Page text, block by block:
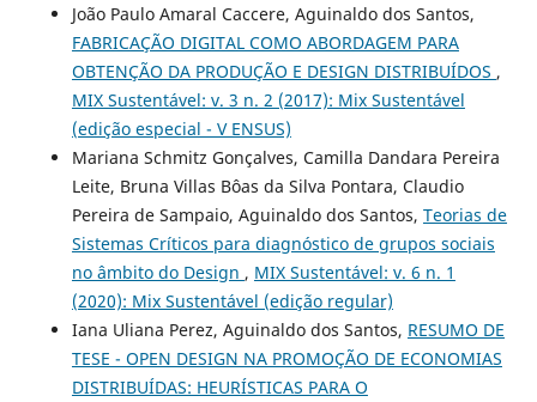
João Paulo Amaral Caccere, Aguinaldo dos Santos,
FABRICAÇÃO DIGITAL COMO ABORDAGEM PARA
OBTENÇÃO DA PRODUÇÃO E DESIGN DISTRIBUÍDOS ,
MIX Sustentável: v. 3 n. 2 (2017): Mix Sustentável
(edição especial - V ENSUS)
Mariana Schmitz Gonçalves, Camilla Dandara Pereira
Leite, Bruna Villas Bôas da Silva Pontara, Claudio
Pereira de Sampaio, Aguinaldo dos Santos, Teorias de
Sistemas Críticos para diagnóstico de grupos sociais
no âmbito do Design , MIX Sustentável: v. 6 n. 1
(2020): Mix Sustentável (edição regular)
Iana Uliana Perez, Aguinaldo dos Santos, RESUMO DE
TESE - OPEN DESIGN NA PROMOÇÃO DE ECONOMIAS
DISTRIBUÍDAS: HEURÍSTICAS PARA O